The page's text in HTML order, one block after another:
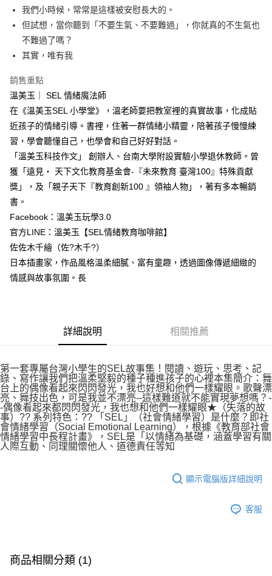
我們小時候，常常是這樣被安慰長大的。
但試想，當你聽到「不要生氣、不要難過」，你就真的不生氣也
不難過了嗎？
其實，唯有我
銷售重點
溫美玉｜ SEL 情緒魔法師
在《溫美玉SEL 小學堂》，溫老師要把教室裡的真實故事，化成貼
近孩子的情緒引導。書裡，住著一群情緒小精靈，陪著孩子慢慢練
習，學會聽懂自己，也學會和自己好好對話。
「溫美玉科技作文」 創辦人、台南大學附設實驗小學退休教師。曾
獲「遠見‧ 天下文化教育基金會-『未來教育 臺灣100』特殊貢獻
獎」，及「親子天下『教育創新100 』領袖人物」，著有多本暢銷
書。
Facebook：溫美玉玩學3.0
官方LINE：溫美玉【SEL情緒教育咖啡館】
佐佐木千繪（佐?木千?）
日本插畫家，作品風格溫柔細膩、富有童趣，透過圖像傳遞細緻的
情感與故事氛圍。長
詳細說明 相關推薦
第一套專屬台灣小學生的SEL故事集！閱讀、遊玩、思考、記
錄、寫作讓我們把溫柔堅毅的種子種進孩子的心裡本集簡介：舞
台上的偶像看起來閃閃發光，我也好想和他們一樣耀眼。歌聲漂
亮、舞技出色，可是我並不漂亮--這樣難道就不能實現夢想嗎？-
-偶像看起來都閃閃發光，我也想和他們一樣耀眼★（失落的故
事）?? 系列特色：?? 「SEL」（社會情緒學習）是什麼？即社
會情緒學習（Social Emotional Learning），根據《教育部社會
情緒學習中長程計畫》，SEL是「以情緒為基礎，涵蓋學習有關
人際互動、同理關懷他人、道德責任等知
顯示電腦版詳細說明
客服
商品相關分類 (1)